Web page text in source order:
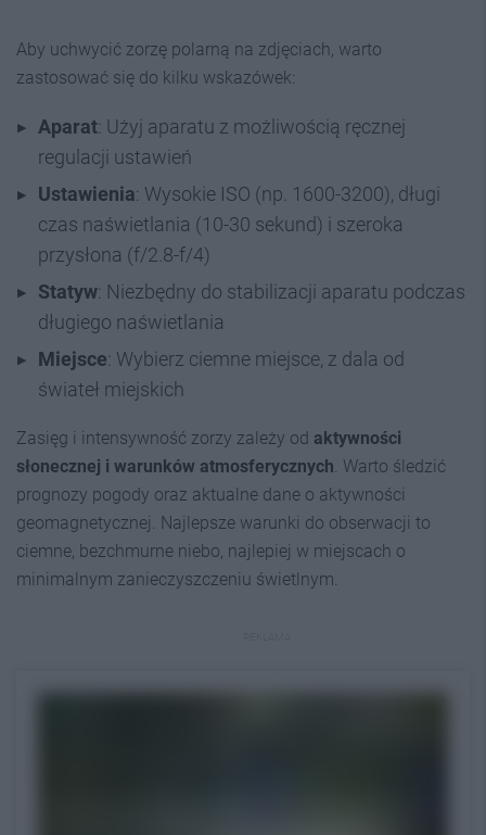
Aby uchwycić zorzę polarną na zdjęciach, warto
zastosować się do kilku wskazówek:
Aparat: Użyj aparatu z możliwością ręcznej
regulacji ustawień
Ustawienia: Wysokie ISO (np. 1600-3200), długi
czas naświetlania (10-30 sekund) i szeroka
przysłona (f/2.8-f/4)
Statyw: Niezbędny do stabilizacji aparatu podczas
długiego naświetlania
Miejsce: Wybierz ciemne miejsce, z dala od
świateł miejskich
Zasięg i intensywność zorzy zależy od aktywności
słonecznej i warunków atmosferycznych. Warto śledzić
prognozy pogody oraz aktualne dane o aktywności
geomagnetycznej. Najlepsze warunki do obserwacji to
ciemne, bezchmurne niebo, najlepiej w miejscach o
minimalnym zanieczyszczeniu świetlnym.